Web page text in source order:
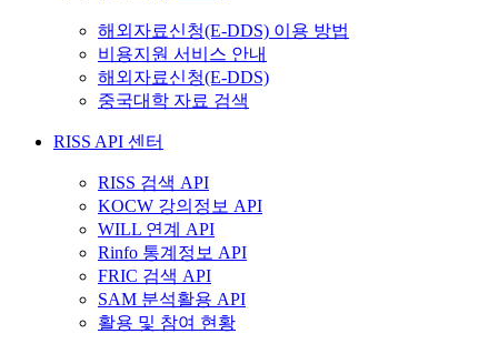
해외자료신청(E-DDS) 이용 방법
비용지원 서비스 안내
해외자료신청(E-DDS)
중국대학 자료 검색
RISS API 센터
RISS 검색 API
KOCW 강의정보 API
WILL 연계 API
Rinfo 통계정보 API
FRIC 검색 API
SAM 분석활용 API
활용 및 참여 현황